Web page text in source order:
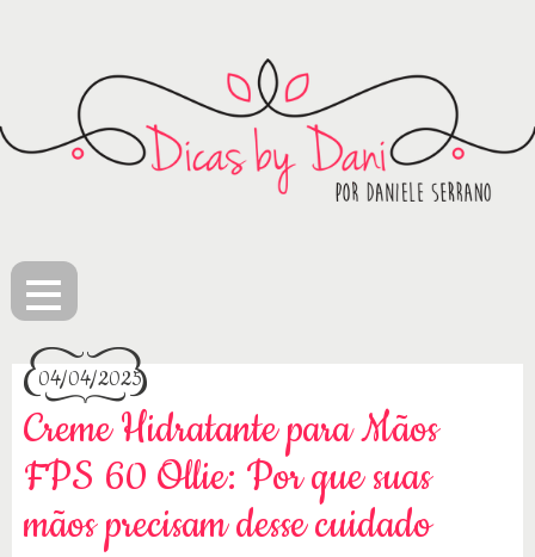
≡
04/04/2025
Creme Hidratante para Mãos
FPS 60 Ollie: Por que suas
mãos precisam desse cuidado